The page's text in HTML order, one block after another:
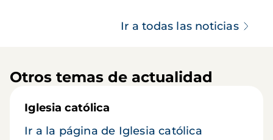
Ir a todas las noticias
Otros temas de actualidad
Iglesia católica
Ir a la página de Iglesia católica